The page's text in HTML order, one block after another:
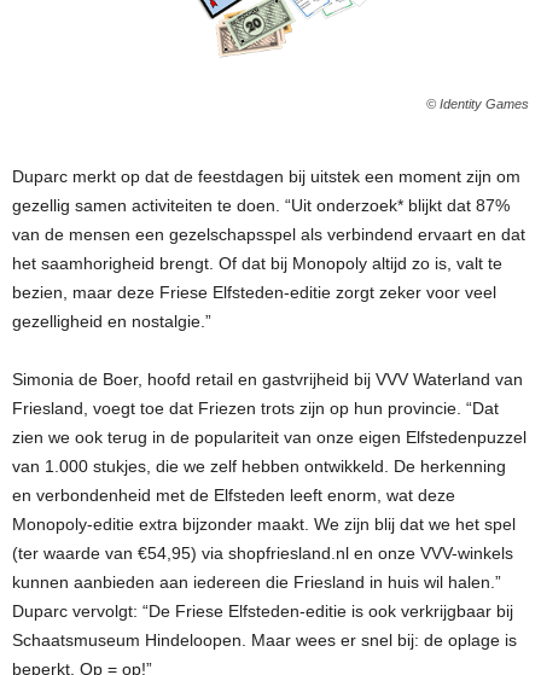
© Identity Games
Duparc merkt op dat de feestdagen bij uitstek een moment zijn om
gezellig samen activiteiten te doen. “Uit onderzoek* blijkt dat 87%
van de mensen een gezelschapsspel als verbindend ervaart en dat
het saamhorigheid brengt. Of dat bij Monopoly altijd zo is, valt te
bezien, maar deze Friese Elfsteden-editie zorgt zeker voor veel
gezelligheid en nostalgie.”
Simonia de Boer, hoofd retail en gastvrijheid bij VVV Waterland van
Friesland, voegt toe dat Friezen trots zijn op hun provincie. “Dat
zien we ook terug in de populariteit van onze eigen Elfstedenpuzzel
van 1.000 stukjes, die we zelf hebben ontwikkeld. De herkenning
en verbondenheid met de Elfsteden leeft enorm, wat deze
Monopoly-editie extra bijzonder maakt. We zijn blij dat we het spel
(ter waarde van €54,95) via shopfriesland.nl en onze VVV-winkels
kunnen aanbieden aan iedereen die Friesland in huis wil halen.”
Duparc vervolgt: “De Friese Elfsteden-editie is ook verkrijgbaar bij
Schaatsmuseum Hindeloopen. Maar wees er snel bij: de oplage is
beperkt. Op = op!”